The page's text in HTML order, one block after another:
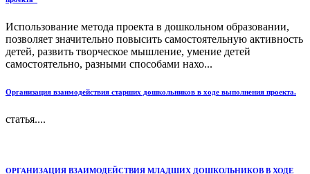
Использование метода проекта в дошкольном образовании,
позволяет значительно повысить самостоятельную активность
детей, развить творческое мышление, умение детей
самостоятельно, разными способами нахо...
Организация взаимодействия старших дошкольников в ходе выполнения проекта.
статья....
ОРГАНИЗАЦИЯ ВЗАИМОДЕЙСТВИЯ МЛАДШИХ ДОШКОЛЬНИКОВ В ХОДЕ